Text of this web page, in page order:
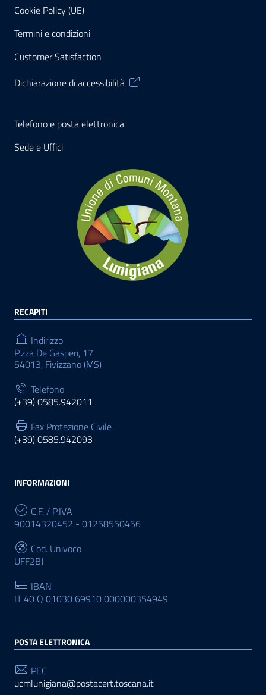
Cookie Policy (UE)
Termini e condizioni
Customer Satisfaction
Dichiarazione di accessibilità
Telefono e posta elettronica
Sede e Uffici
RECAPITI
Indirizzo
P.zza De Gasperi, 17
54013, Fivizzano (MS)
Telefono
(+39) 0585.942011
Fax Protezione Civile
(+39) 0585.942093
INFORMAZIONI
C.F. / P.IVA
90014320452 - 01258550456
Cod. Univoco
UFF2BJ
IBAN
IT 40 Q 01030 69910 000000354949
POSTA ELETTRONICA
PEC
ucmlunigiana@postacert.toscana.it